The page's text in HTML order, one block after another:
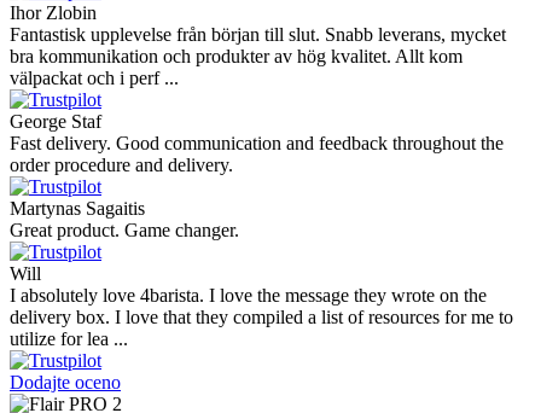
Ihor Zlobin
Fantastisk upplevelse från början till slut. Snabb leverans, mycket
bra kommunikation och produkter av hög kvalitet. Allt kom
välpackat och i perf ...
George Staf
Fast delivery. Good communication and feedback throughout the
order procedure and delivery.
Martynas Sagaitis
Great product. Game changer.
Will
I absolutely love 4barista. I love the message they wrote on the
delivery box. I love that they compiled a list of resources for me to
utilize for lea ...
Dodajte oceno